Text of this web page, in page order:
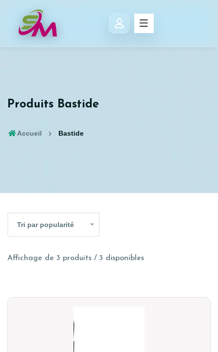
Produits Bastide
Accueil Bastide
Tri par popularité
Affichage de 3 produits / 3 disponibles